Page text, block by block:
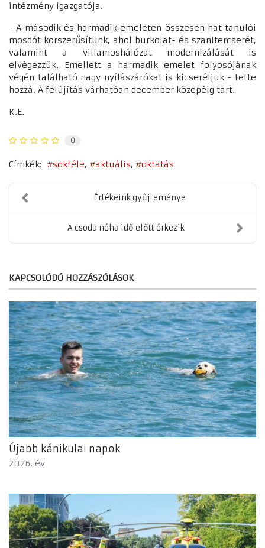
intézmény igazgatója.
- A második és harmadik emeleten összesen hat tanulói
mosdót korszerűsítünk, ahol burkolat- és szanitercserét,
valamint a villamoshálózat modernizálását is
elvégezzük. Emellett a harmadik emelet folyosójának
végén található nagy nyílászárókat is kicseréljük - tette
hozzá. A felújítás várhatóan december közepéig tart.
K.E.
0
Címkék: sokféle aktuális oktatás
Értékeink gyűjteménye
A csoda néha idő előtt érkezik
KAPCSOLÓDÓ HOZZÁSZÓLÁSOK
Újabb kánikulai napok
2026. év